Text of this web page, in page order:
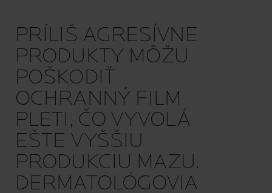
PRÍLIŠ AGRESÍVNE
PRODUKTY MÔŽU
POŠKODIŤ
OCHRANNÝ FILM
PLETI, ČO VYVOLÁ
EŠTE VYŠŠIU
PRODUKCIU MAZU.
DERMATOLÓGOVIA